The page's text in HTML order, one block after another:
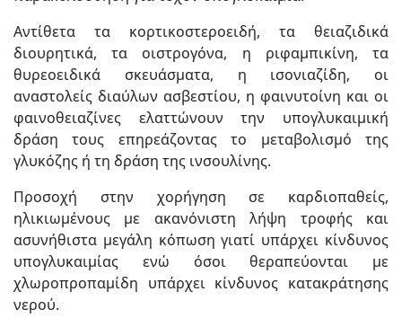
Αντίθετα τα κορτικοστεροειδή, τα θειαζιδικά
διουρητικά, τα οιστρογόνα, η ριφαμπικίνη, τα
θυρεοειδικά σκευάσματα, η ισονιαζίδη, οι
αναστολείς διαύλων ασβεστίου, η φαινυτοίνη και οι
φαινοθειαζίνες ελαττώνουν την υπογλυκαιμική
δράση τους επηρεάζοντας το μεταβολισμό της
γλυκόζης ή τη δράση της ινσουλίνης.
Προσοχή στην χορήγηση σε καρδιοπαθείς,
ηλικιωμένους με ακανόνιστη λήψη τροφής και
ασυνήθιστα μεγάλη κόπωση γιατί υπάρχει κίνδυνος
υπογλυκαιμίας ενώ όσοι θεραπεύονται με
χλωροπροπαμίδη υπάρχει κίνδυνος κατακράτησης
νερού.